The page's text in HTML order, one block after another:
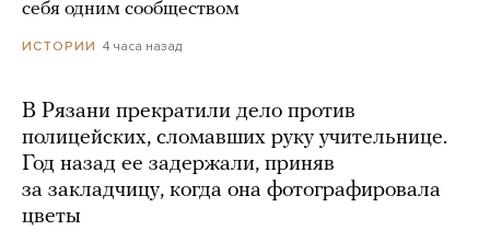
себя одним сообществом
ИСТОРИИ 4 часа назад
В Рязани прекратили дело против
полицейских, сломавших руку учительнице.
Год назад ее задержали, приняв
за закладчицу, когда она фотографировала
цветы